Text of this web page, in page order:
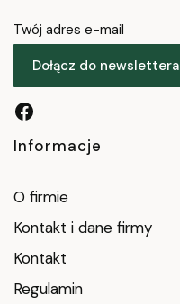
Twój adres e-mail
Dołącz do newslettera
Linki w stopce
Informacje
O firmie
Kontakt i dane firmy
Kontakt
Regulamin